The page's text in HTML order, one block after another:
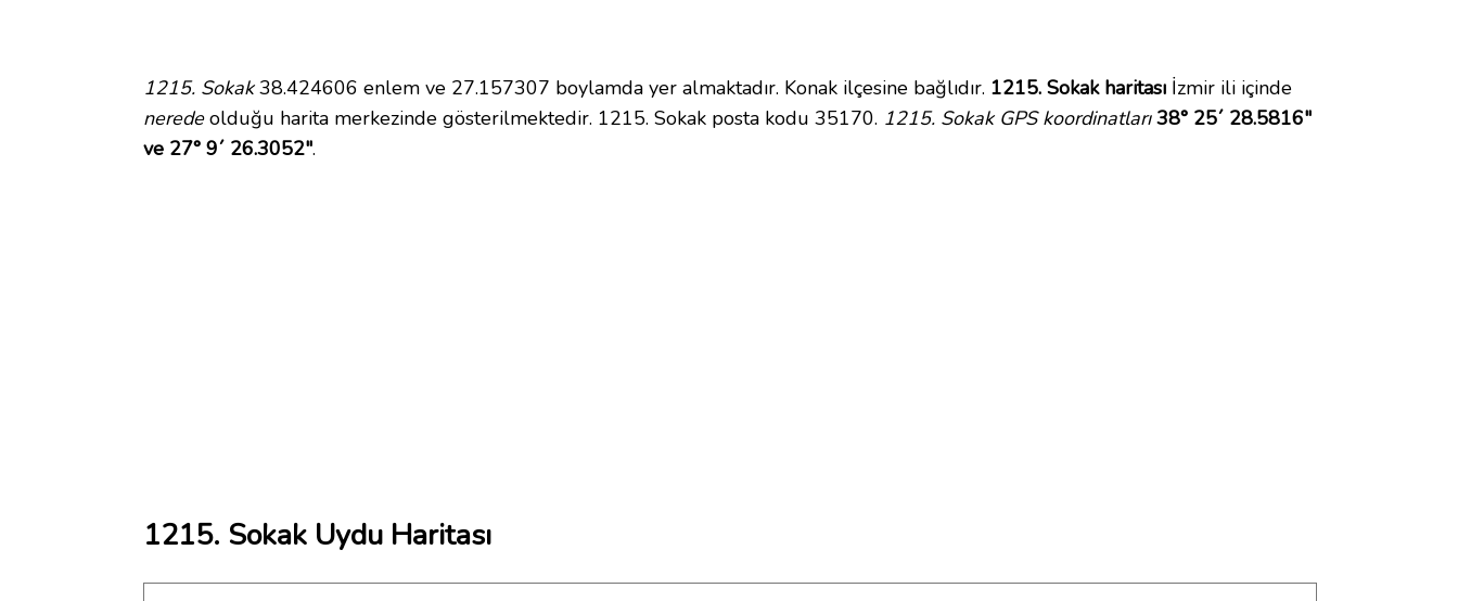
1215. Sokak38.424606 enlem ve 27.157307 boylamda yer almaktadır. Konak ilçesine bağlıdır. 1215. Sokak haritası İzmir ili içinde
neredeolduğu harita merkezinde gösterilmektedir. 1215. Sokak posta kodu 35170. 1215. Sokak GPS koordinatları 38° 25´ 28.5816"
ve 27° 9´ 26.3052".
1215. Sokak Uydu Haritası